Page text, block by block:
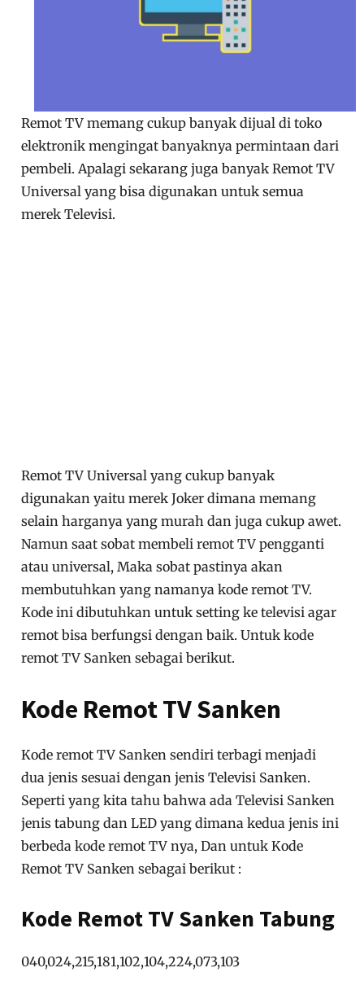
Remot TV memang cukup banyak dijual di toko
elektronik mengingat banyaknya permintaan dari
pembeli. Apalagi sekarang juga banyak Remot TV
Universal yang bisa digunakan untuk semua
merek Televisi.
Remot TV Universal yang cukup banyak
digunakan yaitu merek Joker dimana memang
selain harganya yang murah dan juga cukup awet.
Namun saat sobat membeli remot TV pengganti
atau universal, Maka sobat pastinya akan
membutuhkan yang namanya kode remot TV.
Kode ini dibutuhkan untuk setting ke televisi agar
remot bisa berfungsi dengan baik. Untuk kode
remot TV Sanken sebagai berikut.
Kode Remot TV Sanken
Kode remot TV Sanken sendiri terbagi menjadi
dua jenis sesuai dengan jenis Televisi Sanken.
Seperti yang kita tahu bahwa ada Televisi Sanken
jenis tabung dan LED yang dimana kedua jenis ini
berbeda kode remot TV nya, Dan untuk Kode
Remot TV Sanken sebagai berikut :
Kode Remot TV Sanken Tabung
040,024,215,181,102,104,224,073,103